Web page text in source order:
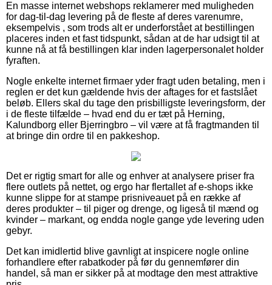
En masse internet webshops reklamerer med muligheden
for dag-til-dag levering på de fleste af deres varenumre,
eksempelvis , som trods alt er underforstået at bestillingen
placeres inden et fast tidspunkt, sådan at de har udsigt til at
kunne nå at få bestillingen klar inden lagerpersonalet holder
fyraften.
Nogle enkelte internet firmaer yder fragt uden betaling, men i
reglen er det kun gældende hvis der aftages for et fastslået
beløb. Ellers skal du tage den prisbilligste leveringsform, der
i de fleste tilfælde – hvad end du er tæt på Herning,
Kalundborg eller Bjerringbro – vil være at få fragtmanden til
at bringe din ordre til en pakkeshop.
Det er rigtig smart for alle og enhver at analysere priser fra
flere outlets på nettet, og ergo har flertallet af e-shops ikke
kunne slippe for at stampe prisniveauet på en række af
deres produkter – til piger og drenge, og ligeså til mænd og
kvinder – markant, og endda nogle gange yde levering uden
gebyr.
Det kan imidlertid blive gavnligt at inspicere nogle online
forhandlere efter rabatkoder på før du gennemfører din
handel, så man er sikker på at modtage den mest attraktive